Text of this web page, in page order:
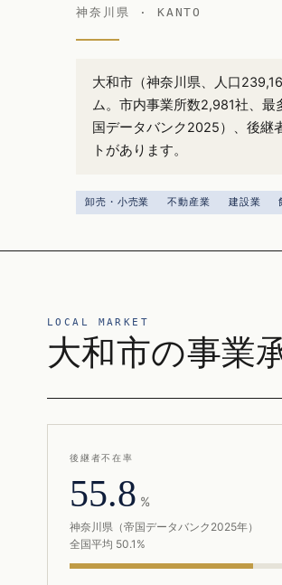
神奈川県 · KANTO
大和市（神奈川県、人口
ム。市内事業所数2,981社、
国データバンク2025）、後継
トがあります。
卸売・小売業 不動産業 建設業
LOCAL MARKET
大和市の事業
後継者不在率
55.8 %
神奈川県（帝国データバンク2025年）
全国平均 50.1%